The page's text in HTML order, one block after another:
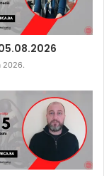
2026.